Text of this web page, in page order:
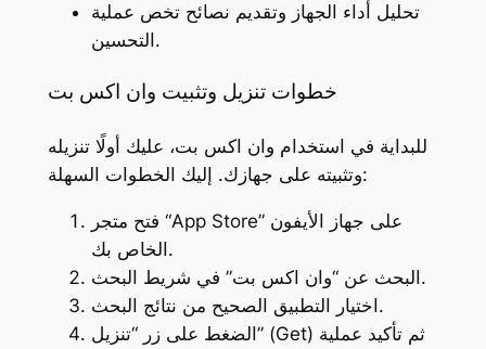
تحليل أداء الجهاز وتقديم نصائح تخص عملية
التحسين.
خطوات تنزيل وتثبيت وان اكس بت
للبداية في استخدام وان اكس بت، عليك أولًا تنزيله
وتثبيته على جهازك. إليك الخطوات السهلة:
فتح متجر “App Store” على جهاز الأيفون
الخاص بك.
البحث عن “وان اكس بت” في شريط البحث.
اختيار التطبيق الصحيح من نتائج البحث.
الضغط على زر “تنزيل” (Get) ثم تأكيد عملية